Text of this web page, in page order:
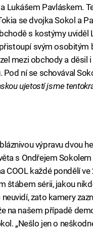
Lukášem Pavláskem.
se dvojka Sokol a
s kostýmy uviděl
svým
mezi obchody a děsil
Pod ní se schovával
ujetostí jsme
výpravu dvou
s Ondřejem
COOL každé pondělí
štábem sérii, jakou
zato kamery
na našem případě
„Nešlo jen o